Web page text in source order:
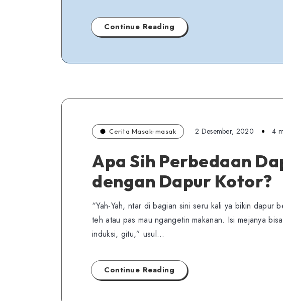
Continue Reading
Cerita Masak-masak 2 Desember, 2020 4
Apa Sih Perbedaan
dengan Dapur Kotor?
“Yah-Yah, ntar di bagian sini seru kali ya bikin dapur
teh atau pas mau ngangetin makanan. Isi mejanya
induksi, gitu,” usul…
Continue Reading